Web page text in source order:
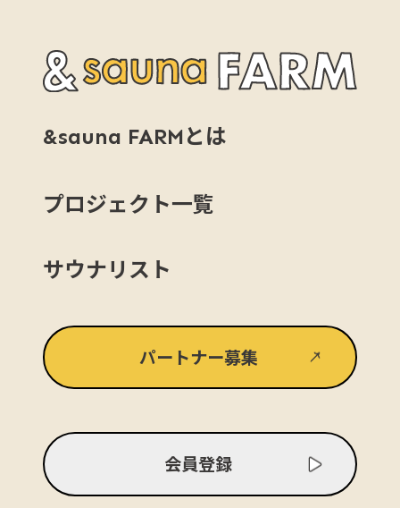
&sauna FARMとは
プロジェクト一覧
サウナリスト
パートナー募集
会員登録